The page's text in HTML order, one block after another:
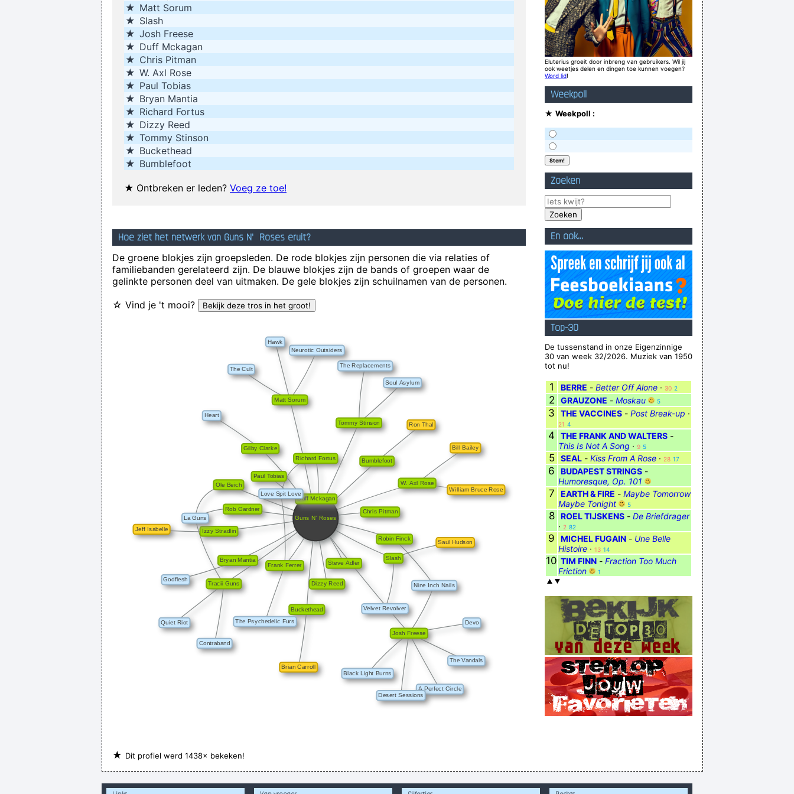
★ Matt Sorum
★ Slash
★ Josh Freese
★ Duff Mckagan
★ Chris Pitman
★ W. Axl Rose
★ Paul Tobias
★ Bryan Mantia
★ Richard Fortus
★ Dizzy Reed
★ Tommy Stinson
★ Buckethead
★ Bumblefoot
★ Ontbreken er leden? Voeg ze toe!
Hoe ziet het netwerk van Guns N' Roses eruit?
De groene blokjes zijn groepsleden. De rode blokjes zijn personen die via relaties of
familiebanden gerelateerd zijn. De blauwe blokjes zijn de bands of groepen waar de
gelinkte personen deel van uitmaken. De gele blokjes zijn schuilnamen van de personen.
☆ Vind je 't mooi?
★ Dit profiel werd 1438× bekeken!
Eluterius groeit door inbreng van gebruikers. Wil jij
ook weetjes delen en dingen toe kunnen voegen?
Word lid!
Weekpoll
★ Weekpoll :
Zoeken
En ook...
Top-30
De tussenstand in onze Eigenzinnige
30 van week 32/2026. Muziek van 1950
tot nu!
1 BERRE - Better Off Alone · 30 2
2 GRAUZONE - Moskau 5
3 THE VACCINES - Post Break-up ·
21 4
4 THE FRANK AND WALTERS -
This Is Not A Song · 9 5
5 SEAL - Kiss From A Rose · 28 17
6 BUDAPEST STRINGS -
Humoresque, Op. 101
7 EARTH & FIRE - Maybe Tomorrow
Maybe Tonight
5
8 ROEL TIJSKENS - De Briefdrager
· 2 82
9 MICHEL FUGAIN - Une Belle
Histoire · 13 14
10 TIM FINN - Fraction Too Much
Friction
1